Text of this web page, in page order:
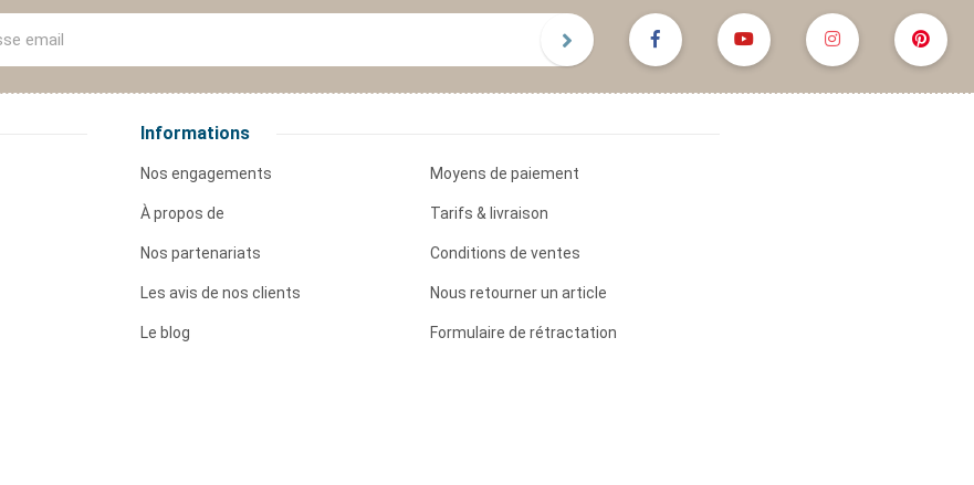
Informations
Nos engagements
À propos de
Nos partenariats
Les avis de nos clients
Le blog
Moyens de paiement
Tarifs & livraison
Conditions de ventes
Nous retourner un article
Formulaire de rétractation